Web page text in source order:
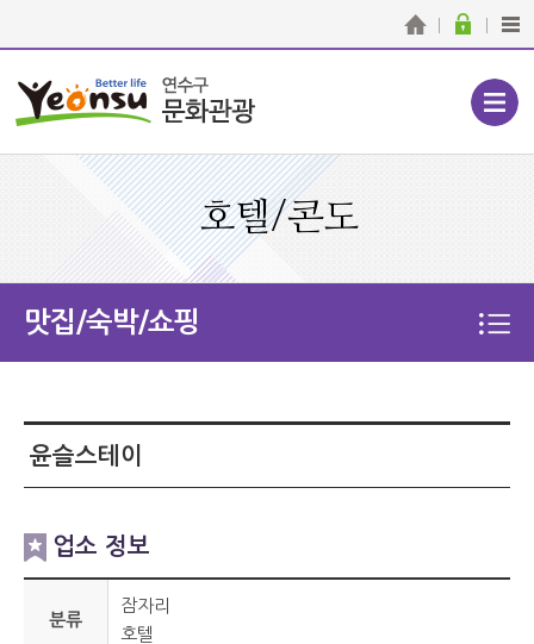
호텔/콘도
맛집/숙박/쇼핑
윤슬스테이
업소 정보
분류
잠자리
호텔